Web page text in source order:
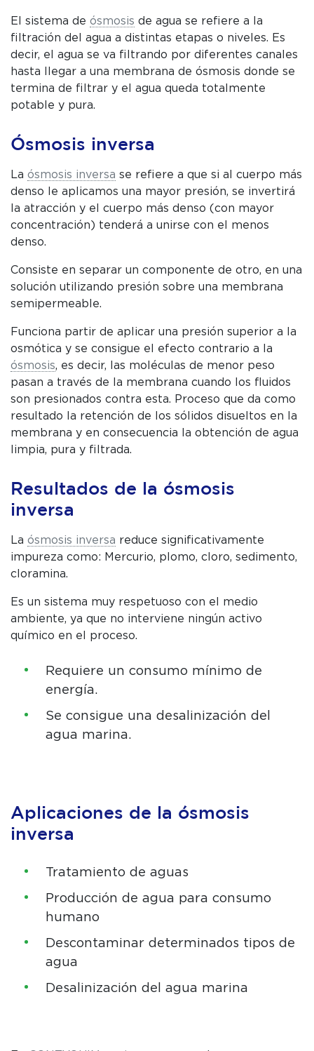
El sistema de ósmosis de agua se refiere a la
filtración del agua a distintas etapas o niveles. Es
decir, el agua se va filtrando por diferentes canales
hasta llegar a una membrana de ósmosis donde se
termina de filtrar y el agua queda totalmente
potable y pura.
Ósmosis inversa
La ósmosis inversa se refiere a que si al cuerpo más
denso le aplicamos una mayor presión, se invertirá
la atracción y el cuerpo más denso (con mayor
concentración) tenderá a unirse con el menos
denso.
Consiste en separar un componente de otro, en una
solución utilizando presión sobre una membrana
semipermeable.
Funciona partir de aplicar una presión superior a la
osmótica y se consigue el efecto contrario a la
ósmosis, es decir, las moléculas de menor peso
pasan a través de la membrana cuando los fluidos
son presionados contra esta. Proceso que da como
resultado la retención de los sólidos disueltos en la
membrana y en consecuencia la obtención de agua
limpia, pura y filtrada.
Resultados de la ósmosis
inversa
La ósmosis inversa reduce significativamente
impureza como: Mercurio, plomo, cloro, sedimento,
cloramina.
Es un sistema muy respetuoso con el medio
ambiente, ya que no interviene ningún activo
químico en el proceso.
Requiere un consumo mínimo de
energía.
Se consigue una desalinización del
agua marina.
Aplicaciones de la ósmosis
inversa
Tratamiento de aguas
Producción de agua para consumo
humano
Descontaminar determinados tipos de
agua
Desalinización del agua marina